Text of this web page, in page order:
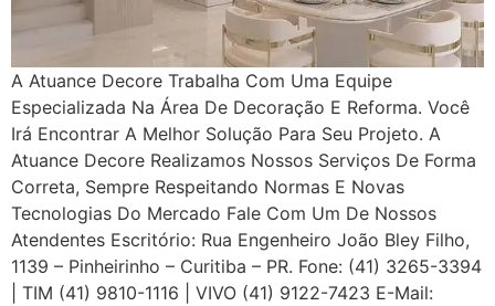
A Atuance Decore Trabalha Com Uma Equipe
Especializada Na Área De Decoração E Reforma. Você
Irá Encontrar A Melhor Solução Para Seu Projeto. A
Atuance Decore Realizamos Nossos Serviços De Forma
Correta, Sempre Respeitando Normas E Novas
Tecnologias Do Mercado Fale Com Um De Nossos
Atendentes Escritório: Rua Engenheiro João Bley Filho,
1139 – Pinheirinho – Curitiba – PR. Fone: (41) 3265-3394
| TIM (41) 9810-1116 | VIVO (41) 9122-7423 E-Mail: